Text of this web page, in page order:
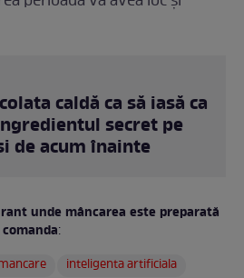
caldă ca să iasă ca
secret pe
de acum înainte
unde mâncarea este preparată
:
inteligenta artificiala